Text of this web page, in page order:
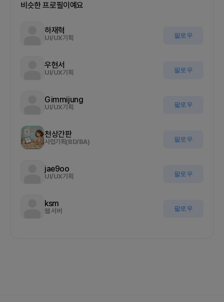
비슷한 프로필이예요
하재혁
UI/UX기획 팔로우
우현서
UI/UX기획 팔로우
Gimmijung
UI/UX기획 팔로우
천상간판
사업기획(BD/BA) 팔로우
jae9oo
UI/UX기획 팔로우
ksm
웹 서버 팔로우